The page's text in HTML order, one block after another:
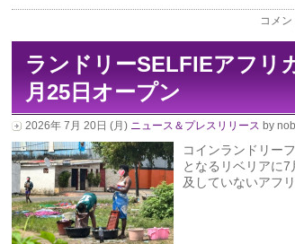
コメン
ランドリーSELFIEアフリ
月25日オープン
2026年 7月 20日 (月) ニュース＆プレスリリース by
コインランドリー
となるリベリアに
及していないアフ